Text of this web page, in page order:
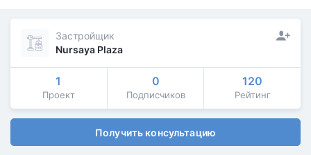
Застройщик
Nursaya Plaza
1
Проект
0
Подписчиков
120
Рейтинг
Получить консультацию